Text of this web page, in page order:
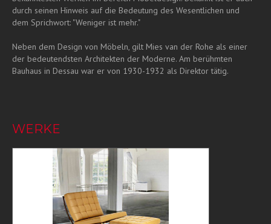
durch seinen Hinweis auf die Bedeutung des Wesentlichen und
dem Sprichwort: "Weniger ist mehr."
Neben dem Design von Möbeln, gilt Mies van der Rohe als einer
der bedeutendsten Architekten der Moderne. Am berühmten
Bauhaus in Dessau war er von 1930-1932 als Direktor tätig.
WERKE